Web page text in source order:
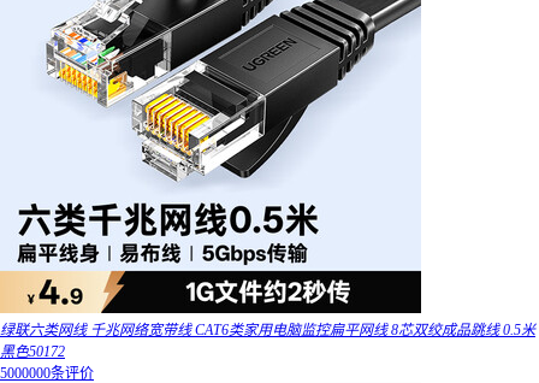
绿联六类网线 千兆网络宽带线 CAT6类家用电脑监控扁平网线 8芯双绞成品跳线 0.5米
黑色50172
5000000条评价